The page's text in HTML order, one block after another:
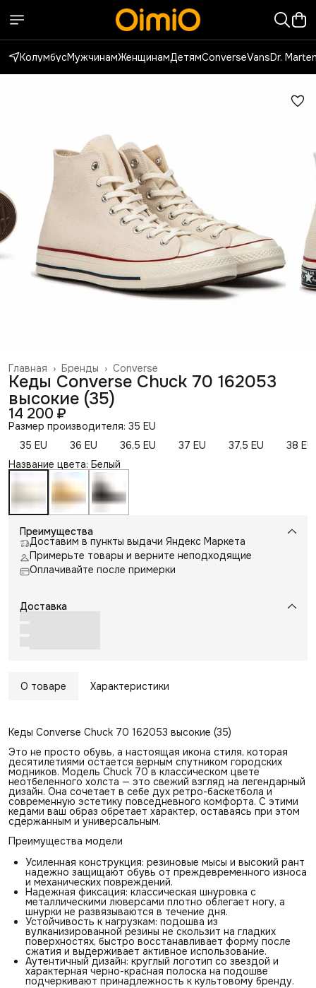
КолумбусМужчинамЖенщинамДетямConverseVansDr.
Converse
Бренды ›
Главная ›
Кеды Converse Chuck 70 162053
высокие (35)
14 200 ₽
Размер производителя: 35 EU
35 EU
36 EU 36,5 EU 37 EU 37,5 EU
38 EU
Название цвета: Белый
Преимущества
Доставим в пункты выдачи Яндекс Маркета
Примерьте товары и верните неподходящие
Оплачивайте после примерки
Доставка
О товаре Характеристики
Кеды Converse Chuck 70 162053 высокие (35)
Это не просто обувь, а настоящая икона стиля, которая
десятилетиями остается верным спутником городских
модников. Модель Chuck 70 в классическом цвете
неотбеленного холста — это свежий взгляд на легендарный
дизайн. Она сочетает в себе дух ретро-баскетбола и
современную эстетику повседневного комфорта. С этими
кедами ваш образ обретает характер, оставаясь при этом
сдержанным и универсальным.
Преимущества модели
Усиленная конструкция: резиновые мысы и высокий рант
надежно защищают обувь от преждевременного износа
и механических повреждений.
Надежная фиксация: классическая шнуровка с
металлическими люверсами плотно облегает ногу, а
шнурки не развязываются в течение дня.
Устойчивость к нагрузкам: подошва из
вулканизированной резины не скользит на гладких
поверхностях, быстро восстанавливает форму после
сжатия и выдерживает активное использование.
Аутентичный дизайн: круглый логотип со звездой и
характерная черно-красная полоска на подошве
подчеркивают принадлежность к культовому бренду.